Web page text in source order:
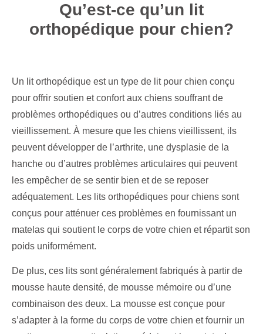
Qu’est-ce qu’un lit
orthopédique pour chien?
Un lit orthopédique est un type de lit pour chien conçu
pour offrir soutien et confort aux chiens souffrant de
problèmes orthopédiques ou d’autres conditions liés au
vieillissement. À mesure que les chiens vieillissent, ils
peuvent développer de l’arthrite, une dysplasie de la
hanche ou d’autres problèmes articulaires qui peuvent
les empêcher de se sentir bien et de se reposer
adéquatement. Les lits orthopédiques pour chiens sont
conçus pour atténuer ces problèmes en fournissant un
matelas qui soutient le corps de votre chien et répartit son
poids uniformément.
De plus, ces lits sont généralement fabriqués à partir de
mousse haute densité, de mousse mémoire ou d’une
combinaison des deux. La mousse est conçue pour
s’adapter à la forme du corps de votre chien et fournir un